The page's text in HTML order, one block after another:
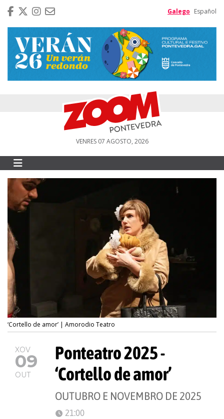
Galego Español
VENRES 07 AGOSTO, 2026
‘Cortello de amor’ | Amorodio Teatro
XOV
09
OUT
Ponteatro 2025 -
‘Cortello de amor’
OUTUBRO E NOVEMBRO DE 2025
21:00